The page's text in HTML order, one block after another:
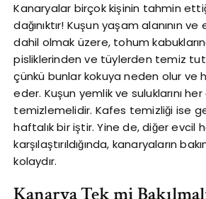
Kanaryalar birçok kişinin tahmin
dağınıktır! Kuşun yaşam alanının
dahil olmak üzere, tohum
pisliklerinden ve tüylerden temiz
çünkü bunlar kokuya neden olur ve
eder. Kuşun yemlik ve suluklarını her
temizlemelidir. Kafes temizliği ise
haftalık bir iştir. Yine de, diğer evcil
karşılaştırıldığında, kanaryaların
kolaydır.
Kanarya Tek mi